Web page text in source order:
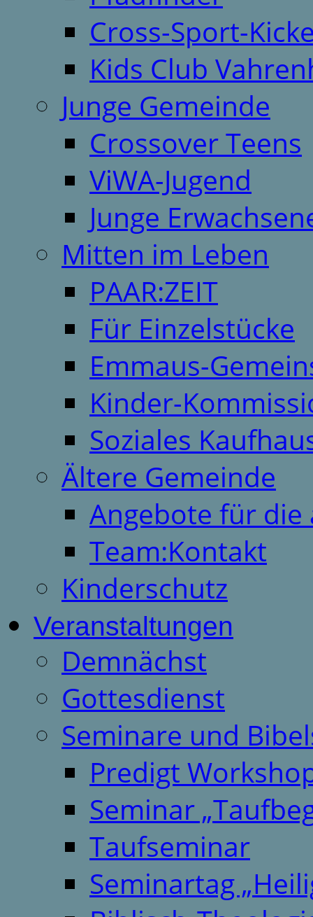
Cross-Sport-
Kids Club
Junge Gemeinde
Crossover Teens
ViWA-Jugend
Junge
Mitten im Leben
PAAR:ZEIT
Für Einzelstücke
Emmaus-
Kinder-
Soziales
Ältere Gemeinde
Angebote für
Team:Kontakt
Kinderschutz
Veranstaltungen
Demnächst
Gottesdienst
Seminare und
Predigt
Seminar
Taufseminar
Seminartag